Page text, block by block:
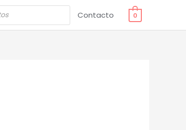
Contacto 0